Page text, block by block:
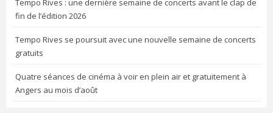
Tempo Rives : une dernière semaine de concerts avant le clap de
fin de l’édition 2026
Tempo Rives se poursuit avec une nouvelle semaine de concerts
gratuits
Quatre séances de cinéma à voir en plein air et gratuitement à
Angers au mois d’août